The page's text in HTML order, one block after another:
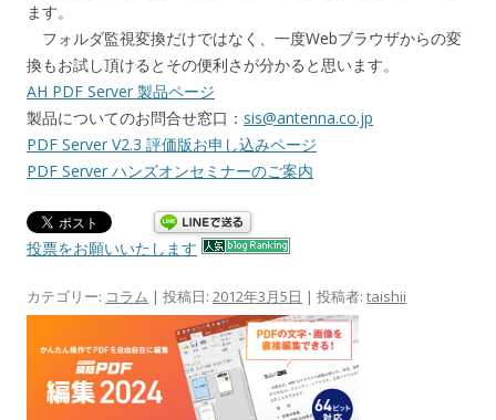
ます。
フォルダ監視変換だけではなく、一度Webブラウザからの変
換もお試し頂けるとその便利さが分かると思います。
AH PDF Server 製品ページ
製品についてのお問合せ窓口： sis@antenna.co.jp
PDF Server V2.3 評価版お申し込みページ
PDF Server ハンズオンセミナーのご案内
投票をお願いいたします
カテゴリー: コラム | 投稿日: 2012年3月5日 | 投稿者: taishii